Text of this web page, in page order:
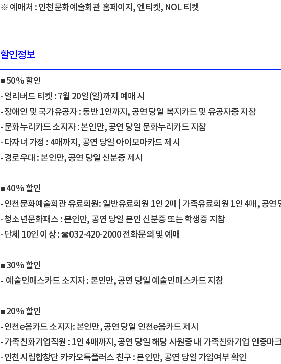
※ 예매처 : 인천문화예술회관 홈페이지, 엔티켓, NOL 티켓
할인정보
■ 50% 할인
- 얼리버드 티켓 : 7월 20일(일)까지 예매 시
- 장애인 및 국가유공자 : 동반 1인까지, 공연 당일 복지카드 및 유공자증 지참
- 문화누리카드 소지자 : 본인만, 공연 당일 문화누리카드 지참
- 다자녀 가정 : 4매까지, 공연 당일 아이모아카드 제시
- 경로우대 : 본인만, 공연 당일 신분증 제시
■ 40% 할인
- 인천문화예술회관 유료회원: 일반유료회원 1인 2매 | 가족유료회원 1인 4매, 공연
- 청소년문화패스 : 본인만, 공연 당일 본인 신분증 또는 학생증 지참
- 단체 10인 이상 : ☎032-420-2000 전화문의 및 예매
■ 30% 할인
- 예술인패스카드 소지자 : 본인만, 공연 당일 예술인패스카드 지참
■ 20% 할인
- 인천e음카드 소지자: 본인만, 공연 당일 인천e음카드 제시
- 가족친화기업직원 : 1인 4매까지, 공연 당일 해당 사원증 내 가족친화기업 인증마
- 인천시립합창단 카카오톡플러스 친구 : 본인만, 공연 당일 가입여부 확인